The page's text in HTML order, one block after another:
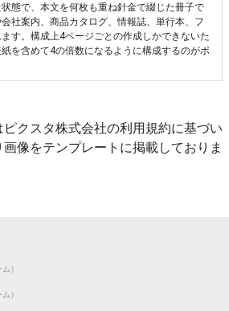
態で、本文を何枚も重ね針金で綴じた冊子で
社案内、商品カタログ、情報誌、単行本、フ
す。構成上4ページごとの作成しかできないた
を含めて4の倍数になるように構成するのがポ
クスタ株式会社の利用規約に基づい
像をテンプレートに掲載しておりま
）
）